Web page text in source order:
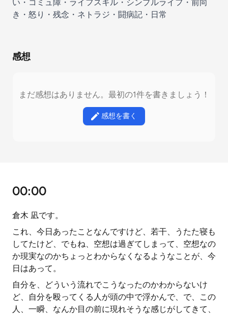
い・コミュ障・ライフスキル・シンプルライフ・前向
き・怒り・残念・ネトラジ・闘病記・日常
感想
まだ感想はありません。最初の1件を書きましょう！
感想を書く
00:00
倉木 凪です。
これ、今日あったことなんですけど、若干、うたた寝も
してたけど、でもね、空想は過ぎてしまって、空想なの
か現実なのかちょっとわからなくなるようなことが、今
日はあって。
自分を、どういう流れでこうなったのかわからないけ
ど、自分を殴ってくる人が頭の中で浮かんで、で、この
人、一瞬、なんか目の前に現れそうな感じがしてきて、